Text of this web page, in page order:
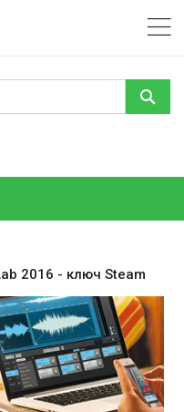
2016 - ключ Steam